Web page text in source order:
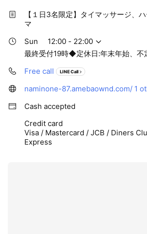
【１日3名限定】タイマッサージ、
マ
Sun
12:00 - 22:00
最終受付19時◆定休日:年末年始、不
Free call
LINE Call
naminone-87.amebaownd.com/ 1
Cash accepted
Credit card
Visa / Mastercard / JCB / Diners
Express